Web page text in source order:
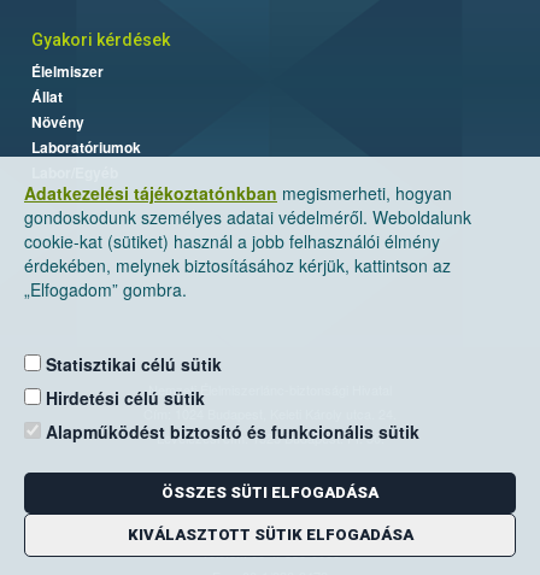
Adatkezelési tájékoztatónkban megismerheti, hogyan
gondoskodunk személyes adatai védelméről. Weboldalunk
cookie-kat (sütiket) használ a jobb felhasználói élmény
érdekében, melynek biztosításához kérjük, kattintson az
„Elfogadom” gombra.
Statisztikai célú sütik
Hirdetési célú sütik
Alapműködést biztosító és funkcionális sütik
ÖSSZES SÜTI ELFOGADÁSA
KIVÁLASZTOTT SÜTIK ELFOGADÁSA
Gyakori kérdések
Élelmiszer
Állat
Növény
Laboratóriumok
Nemzeti Élelmiszerlánc-biztonsági Hivatal
Levelezési cím: 1525 Budapest. Pf. 30.
E-mail:ugyfelszolgalat@nebih.gov.hu
Zöld szám: 06-80/263-244
Telefon: 06-1/ 336-9000